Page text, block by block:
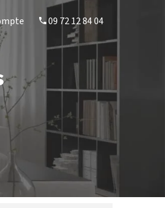
09 72 12 84 04